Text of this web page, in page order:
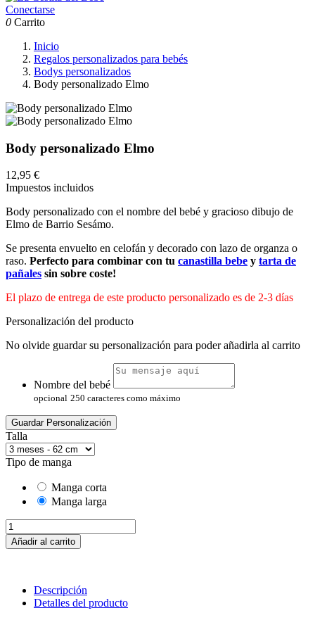
Conectarse
0 Carrito
Inicio
Regalos personalizados para bebés
Bodys personalizados
Body personalizado Elmo
Body personalizado Elmo
12,95 €
Impuestos incluidos
Body personalizado con el nombre del bebé y gracioso dibujo de
Elmo de Barrio Sesámo.
Se presenta envuelto en celofán y decorado con lazo de organza o
raso. Perfecto para combinar con tu canastilla bebe y tarta de
pañales sin sobre coste!
El plazo de entrega de este producto personalizado es de 2-3 días
Personalización del producto
No olvide guardar su personalización para poder añadirla al carrito
Nombre del bebé
opcional 250 caracteres como máximo
Guardar Personalización
Talla
Tipo de manga
Manga corta
Manga larga
Añadir al carrito
Descripción
Detalles del producto